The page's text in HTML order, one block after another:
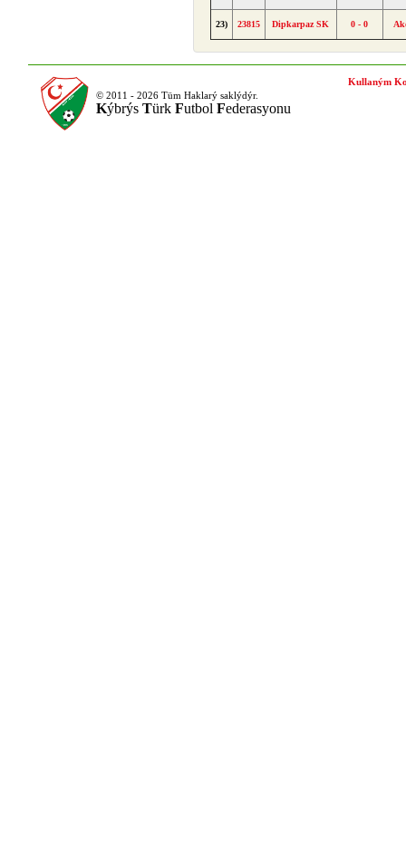
23) 23815 Dipkarpaz SK 0 - 0
© 2011 - 2026 Tüm Haklarý saklýdýr.
Kýbrýs Türk Futbol Federasyonu
Kullaným